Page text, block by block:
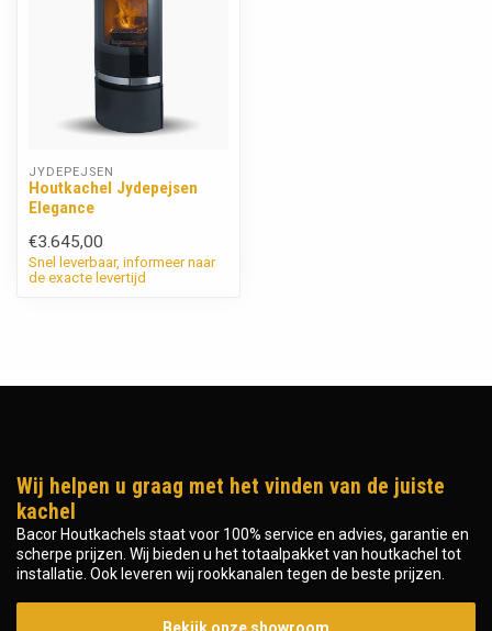
JYDEPEJSEN
Houtkachel Jydepejsen
Elegance
€3.645,00
Snel leverbaar, informeer naar
de exacte levertijd
Wij helpen u graag met het vinden van de juiste
kachel
Bacor Houtkachels staat voor 100% service en advies, garantie en
scherpe prijzen. Wij bieden u het totaalpakket van houtkachel tot
installatie. Ook leveren wij rookkanalen tegen de beste prijzen.
Bekijk onze showroom